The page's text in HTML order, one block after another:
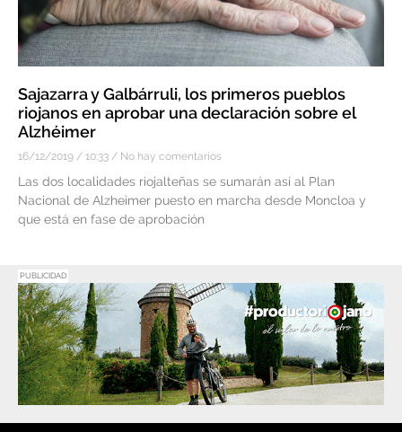
Sajazarra y Galbárruli, los primeros pueblos
riojanos en aprobar una declaración sobre el
Alzhéimer
16/12/2019 10:33 No hay comentarios
Las dos localidades riojalteñas se sumarán así al Plan
Nacional de Alzheimer puesto en marcha desde Moncloa y
que está en fase de aprobación
PUBLICIDAD